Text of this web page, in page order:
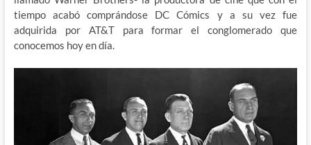
tiempo acabó comprándose DC Cómics y a su vez fue
adquirida por AT&T para formar el conglomerado que
conocemos hoy en día.